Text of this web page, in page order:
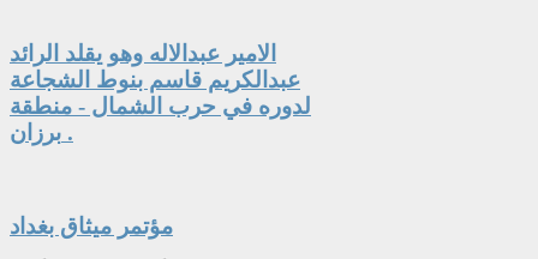
الامير عبدالاله وهو يقلد الرائد
عبدالكريم قاسم بنوط الشجاعة
لدوره في حرب الشمال - منطقة
برزان .
مؤتمر ميثاق بغداد